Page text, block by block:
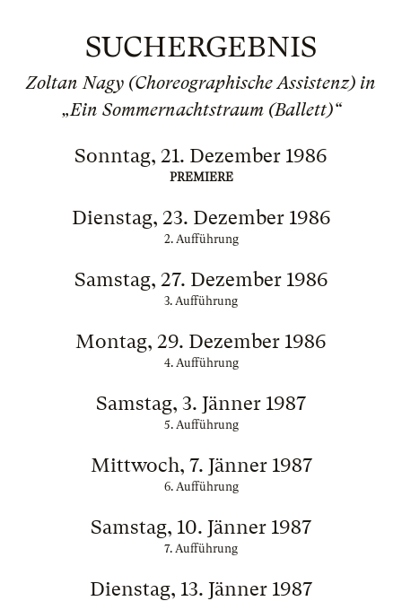
SUCHERGEBNIS
Zoltan Nagy (Choreographische Assistenz) in
„Ein Sommernachtstraum (Ballett)“
Sonntag, 21. Dezember 1986
PREMIERE
Dienstag, 23. Dezember 1986
2. Aufführung
Samstag, 27. Dezember 1986
3. Aufführung
Montag, 29. Dezember 1986
4. Aufführung
Samstag, 3. Jänner 1987
5. Aufführung
Mittwoch, 7. Jänner 1987
6. Aufführung
Samstag, 10. Jänner 1987
7. Aufführung
Dienstag, 13. Jänner 1987